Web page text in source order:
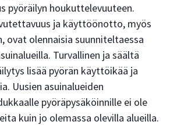
pyöräilyn houkuttelevuuteen.
ja käyttöönotto, myös
ovat olennaisia suunniteltaessa
Turvallinen ja säältä
lisää pyörän käyttöikää ja
Uusien asuinalueiden
pyöräpysäköinnille ei ole
kuin jo olemassa olevilla alueilla.